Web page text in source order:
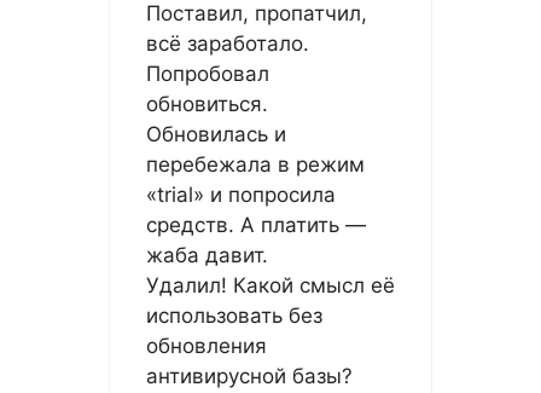
Поставил, пропатчил,
всё заработало.
Попробовал
обновиться.
Обновилась и
перебежала в режим
«trial» и попросила
средств. А платить —
жаба давит.
Удалил! Какой смысл её
использовать без
обновления
антивирусной базы?